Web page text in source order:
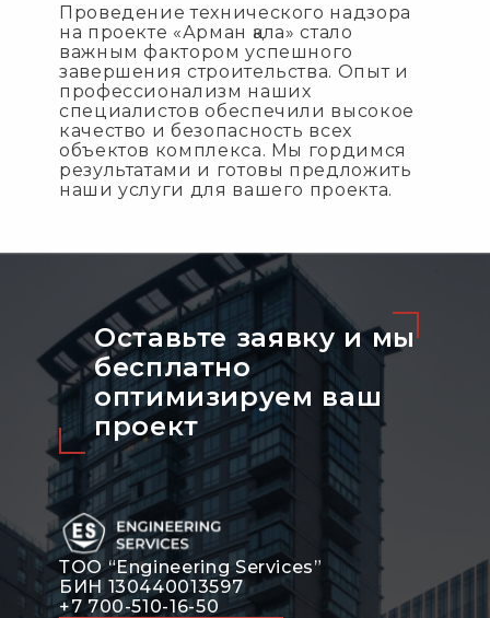
Проведение технического надзора
на проекте «Арман қала» стало
важным фактором успешного
завершения строительства. Опыт и
профессионализм наших
специалистов обеспечили высокое
качество и безопасность всех
объектов комплекса. Мы гордимся
результатами и готовы предложить
наши услуги для вашего проекта.
Оставьте заявку и мы
бесплатно
оптимизируeм ваш
проект
ТОО “Engineering Services”
БИН 130440013597
+7 700-510-16-50